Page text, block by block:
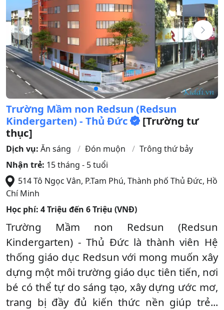
Trường Mầm non Redsun (Redsun
Kindergarten) - Thủ Đức
[Trường tư
thục]
Dịch vụ: Ăn sáng Đón muộn
Trông thứ bảy
Nhận trẻ: 15 tháng - 5 tuổi
514 Tô Ngọc Vân, P.Tam Phú, Thành phố Thủ Đức, Hồ
Chí Minh
Học phí: 4 Triệu đến 6 Triệu (VNĐ)
Trường Mầm non Redsun (Redsun
Kindergarten) - Thủ Đức là thành viên Hệ
thống giáo dục Redsun với mong muốn xây
dựng một môi trường giáo dục tiên tiến, nơi
bé có thể tự do sáng tạo, xây dựng ước mơ,
trang bị đầy đủ kiến thức nền giúp trẻ...